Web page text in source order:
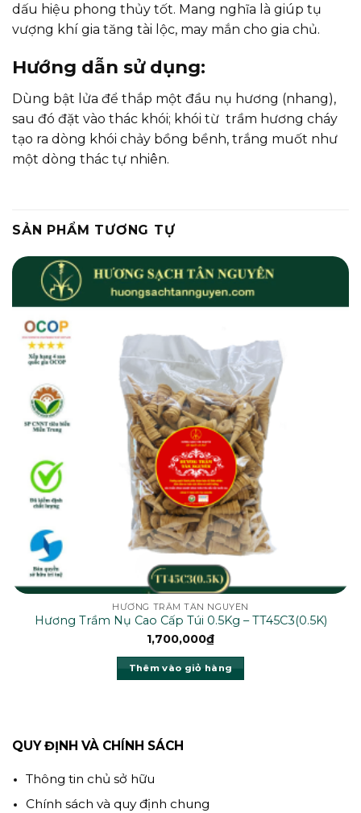
dấu hiệu phong thủy tốt. Mang nghĩa là giúp tụ
vượng khí gia tăng tài lộc, may mắn cho gia chủ.
Hướng dẫn sử dụng:
Dùng bật lửa để thắp một đầu nụ hương (nhang),
sau đó đặt vào thác khói; khói từ trầm hương cháy
tạo ra dòng khói chảy bồng bềnh, trắng muốt như
một dòng thác tự nhiên.
SẢN PHẨM TƯƠNG TỰ
HƯƠNG TRẦM TÂN NGUYÊN
Hương Trầm Nụ Cao Cấp Túi 0.5Kg – TT45C3(0.5K)
1,700,000₫
Thêm vào giỏ hàng
QUY ĐỊNH VÀ CHÍNH SÁCH
Thông tin chủ sở hữu
Chính sách và quy định chung